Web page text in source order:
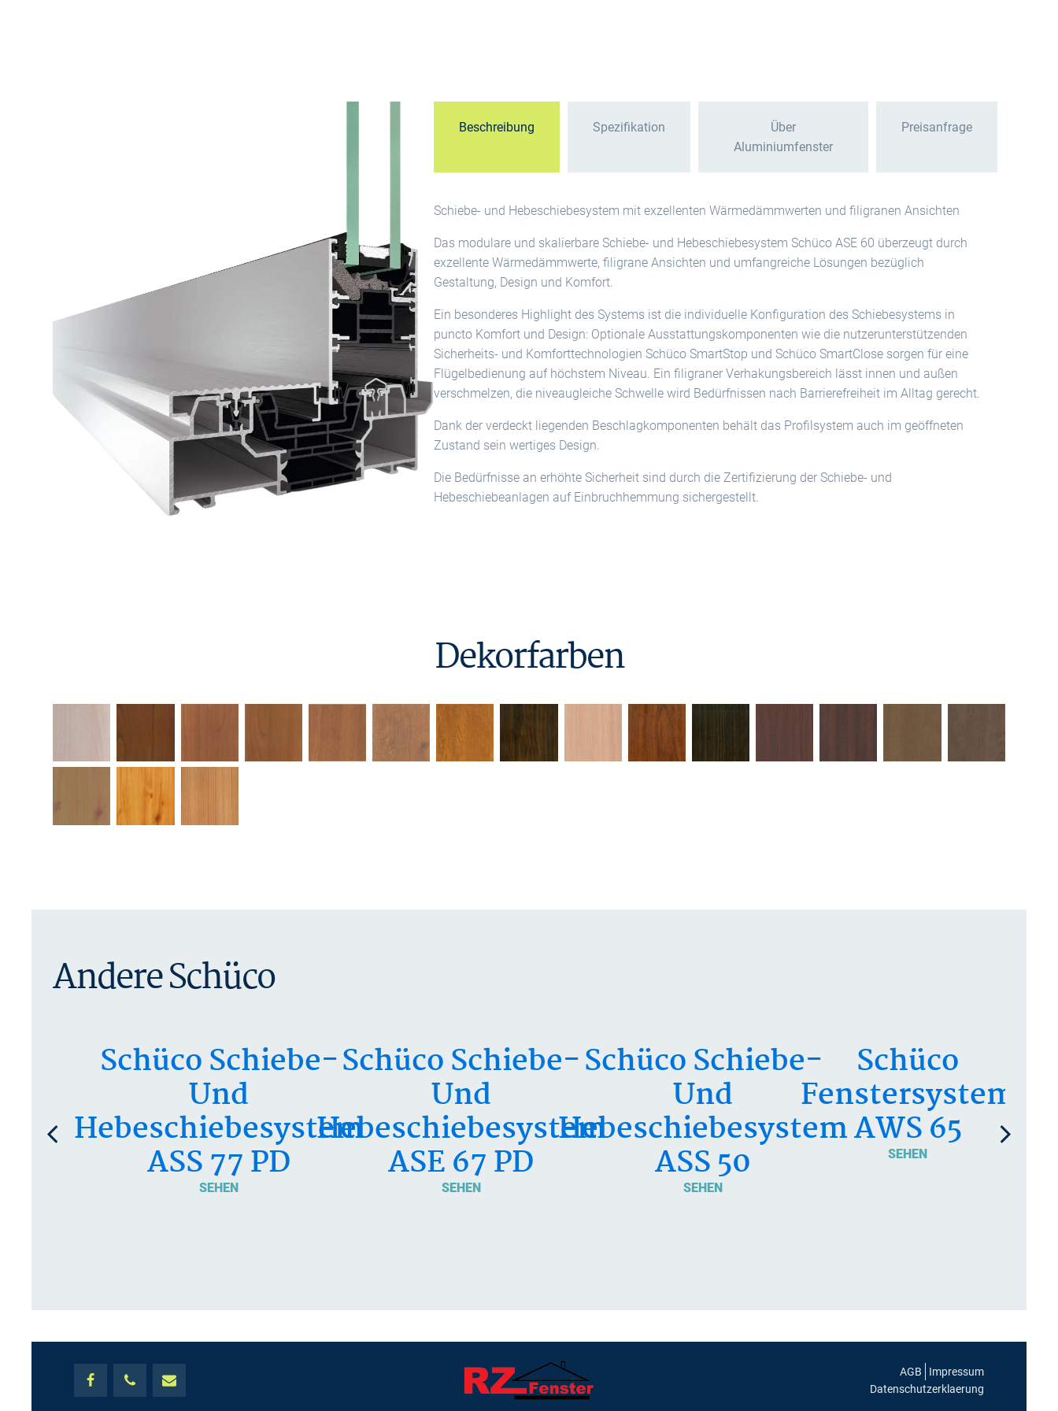
Beschreibung Spezifikation
Über
Aluminiumfenster
Preisanfrage
Schiebe- und Hebeschiebesystem mit exzellenten Wärmedämmwerten und filigranen Ansichten
Das modulare und skalierbare Schiebe- und Hebeschiebesystem Schüco ASE 60 überzeugt durch
exzellente Wärmedämmwerte, filigrane Ansichten und umfangreiche Lösungen bezüglich
Gestaltung, Design und Komfort.
Ein besonderes Highlight des Systems ist die individuelle Konfiguration des Schiebesystems in
puncto Komfort und Design: Optionale Ausstattungskomponenten wie die nutzerunterstützenden
Sicherheits- und Komforttechnologien Schüco SmartStop und Schüco SmartClose sorgen für eine
Flügelbedienung auf höchstem Niveau. Ein filigraner Verhakungsbereich lässt innen und außen
verschmelzen, die niveaugleiche Schwelle wird Bedürfnissen nach Barrierefreiheit im Alltag gerecht.
Dank der verdeckt liegenden Beschlagkomponenten behält das Profilsystem auch im geöffneten
Zustand sein wertiges Design.
Die Bedürfnisse an erhöhte Sicherheit sind durch die Zertifizierung der Schiebe- und
Hebeschiebeanlagen auf Einbruchhemmung sichergestellt.
Dekorfarben
Andere Schüco
Schüco Schiebe-
Und
Hebeschiebesystem
ASS 77 PD
SEHEN
Schüco Schiebe-
Und
Hebeschiebesystem
ASE 67 PD
SEHEN
Schüco Schiebe-
Und
Hebeschiebesystem
ASS 50
SEHEN
Schüco
Fenstersystem
AWS 65
SEHEN
AGB
Impressum
Datenschutzerklaerung